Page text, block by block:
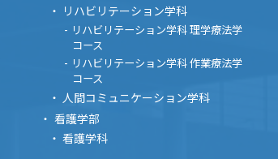
リハビリテーション学科
リハビリテーション学科 理学療法学
コース
リハビリテーション学科 作業療法学
コース
人間コミュニケーション学科
看護学部
看護学科